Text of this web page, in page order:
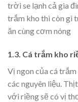
trời se lạnh cả gia
trắm kho thì còn gì
ăn cùng cơm nóng
1.3. Cá trắm kho
Vị ngon của cá
các nguyên liệu.
với riềng sẽ có vị